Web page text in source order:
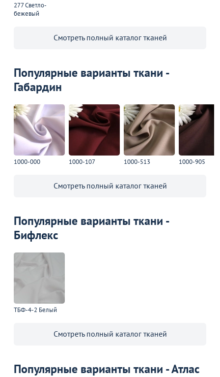
277 Светло-
бежевый
Смотреть полный каталог тканей
Популярные варианты ткани -
Габардин
1000-000 1000-107 1000-513 1000-905
Смотреть полный каталог тканей
Популярные варианты ткани -
Бифлекс
ТБФ-4-2 Белый
Смотреть полный каталог тканей
Популярные варианты ткани - Атлас
В наличии 186 шт.
Акции для вас
Пожизненная
гарантия
на стулья ХИТ 20/25!
Перейдите, чтобы узнать
подробности
Больше не показывать это окно